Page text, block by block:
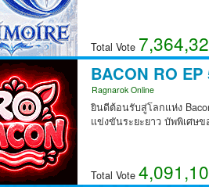
Total Vote
BACON RO
Ragnarok Online
ยินดีต้อนรับสู่โลกแห่ง
แข่งขันระยะยาว บัพพิเศษ
Total Vote